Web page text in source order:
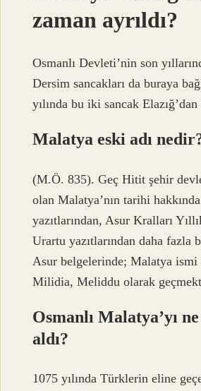
zaman ayrıldı?
Osmanlı Devleti’nin son
Dersim sancakları da buraya
yılında bu iki sancak Elazığ’dan
Malatya eski adı
(M.Ö. 835). Geç Hitit şehir
olan Malatya’nın tarihi
yazıtlarından, Asur Kralları
Urartu yazıtlarından daha fazla
Asur belgelerinde; Malatya
Milidia, Meliddu olarak
Osmanlı Malatya’yı
aldı?
1075 yılında Türklerin eline